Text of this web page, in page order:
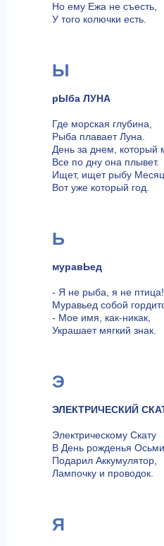
Но ему Ежа не съесть,
У того колючки есть.
Ы
рЫба ЛУНА
Где морская глубина,
Рыба плавает Луна.
День за днем, который
Все по дну она плывет.
Ищет, ищет рыбу Месяц
Вот уже который год.
Ь
муравЬед
- Я не рыба, я не
Муравьед собой
- Мое имя, как-никак,
Украшает мягкий знак.
Э
ЭЛЕКТРИЧЕСКИЙ
Электрическому Скату
В День рожденья
Подарил Аккумулятор,
Лампочку и проводок.
Я